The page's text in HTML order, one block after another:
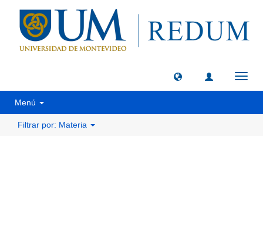
Menú
Filtrar por: Materia